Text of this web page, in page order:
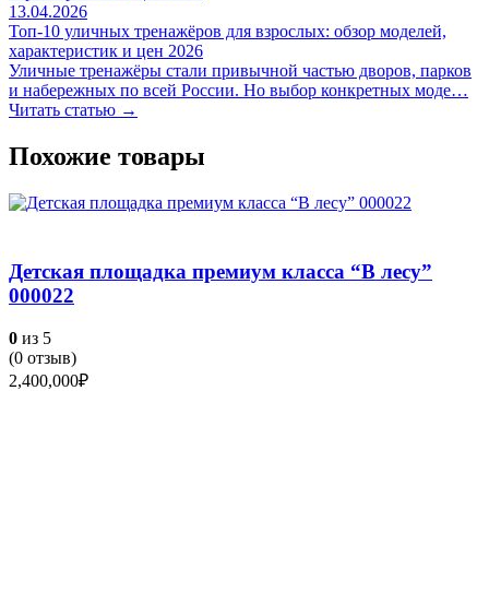
13.04.2026
Топ-10 уличных тренажёров для взрослых: обзор моделей,
характеристик и цен 2026
Уличные тренажёры стали привычной частью дворов, парков
и набережных по всей России. Но выбор конкретных моде…
Читать статью →
Похожие товары
Детская площадка премиум класса “В лесу”
000022
0 из 5
(0 отзыв)
2,400,000₽